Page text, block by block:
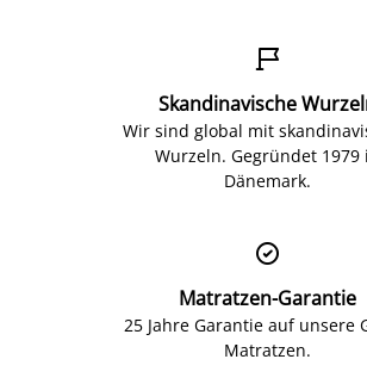

Skandinavische
Wir sind global mit
Wurzeln. Gegründet 1979
Dänemark.

Matratzen-Garantie
25 Jahre Garantie auf unsere
Matratzen.